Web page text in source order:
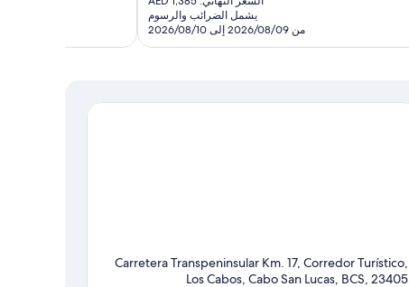
هو
AED
1,048
يشمل الضرائب والرسوم
من 2026/08/09 إلى 2026/08/10
Carretera Transpeninsular Km. 17, Corredor Turístico,
Los Cabos, Cabo San Lucas, BCS, 23405